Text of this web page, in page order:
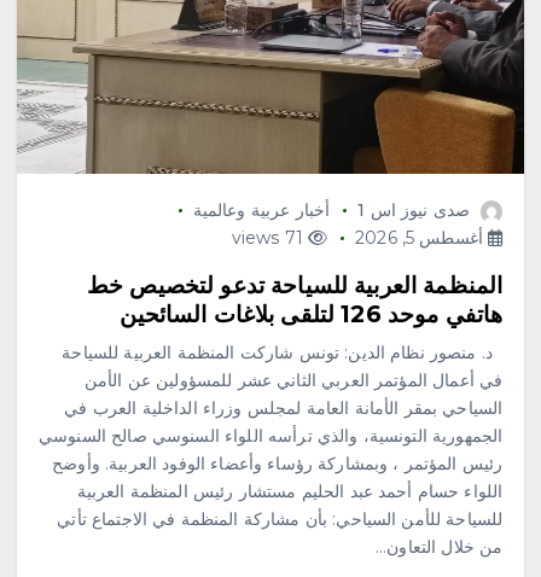
صدى نيوز اس 1
أخبار عربية وعالمية
أغسطس 5, 2026
المنظمة العربية للسياحة تدعو لتخصيص خط
هاتفي موحد 126 لتلقى بلاغات السائحين
د. منصور نظام الدين: تونس شاركت المنظمة العربية للسياحة
في أعمال المؤتمر العربي الثاني عشر للمسؤولين عن الأمن
السياحي بمقر الأمانة العامة لمجلس وزراء الداخلية العرب في
الجمهورية التونسية، والذي ترأسه اللواء السنوسي صالح السنوسي
رئيس المؤتمر ، وبمشاركة رؤساء وأعضاء الوفود العربية. وأوضح
اللواء حسام أحمد عبد الحليم مستشار رئيس المنظمة العربية
للسياحة للأمن السياحي: بأن مشاركة المنظمة في الاجتماع تأتي
من خلال التعاون…